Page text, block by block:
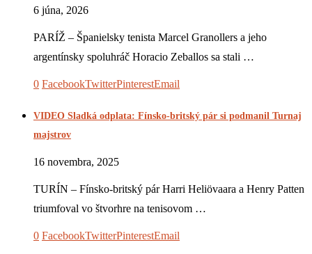
6 júna, 2026
PARÍŽ – Španielsky tenista Marcel Granollers a jeho
argentínsky spoluhráč Horacio Zeballos sa stali …
0 FacebookTwitterPinterestEmail
VIDEO Sladká odplata: Fínsko-britský pár si podmanil Turnaj
majstrov
16 novembra, 2025
TURÍN – Fínsko-britský pár Harri Heliövaara a Henry Patten
triumfoval vo štvorhre na tenisovom …
0 FacebookTwitterPinterestEmail